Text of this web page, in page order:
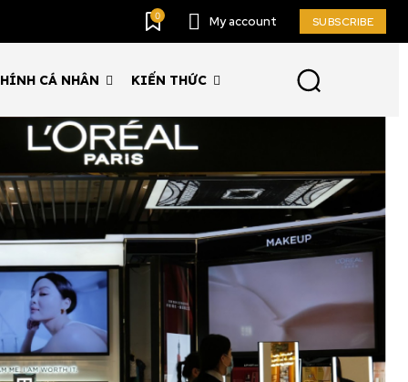
0 My account SUBSCRIBE
CÁ NHÂN KIẾN THỨC